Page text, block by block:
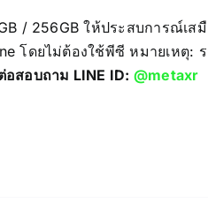
/ 256GB ให้ประสบการณ์เส
โดยไม่ต้องใช้พีซี หมายเหตุ:
สอบถาม LINE ID: @metaxr